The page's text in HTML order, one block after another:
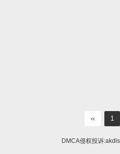
‹‹ 1
DMCA侵权投诉: